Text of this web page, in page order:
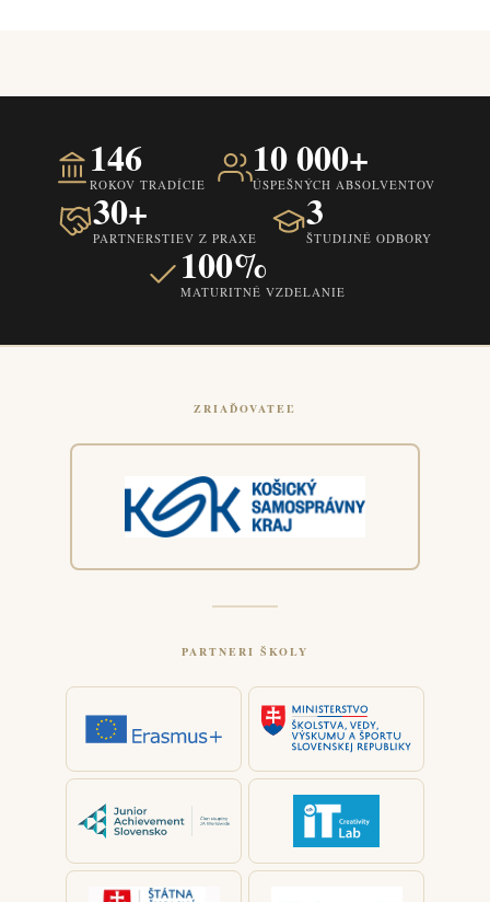
146
ROKOV TRADÍCIE
10 000+
ÚSPEŠNÝCH ABSOLVENTOV
30+
PARTNERSTIEV Z PRAXE
3
ŠTUDIJNÉ ODBORY
100%
MATURITNÉ VZDELANIE
ZRIAĎOVATEĽ
PARTNERI ŠKOLY